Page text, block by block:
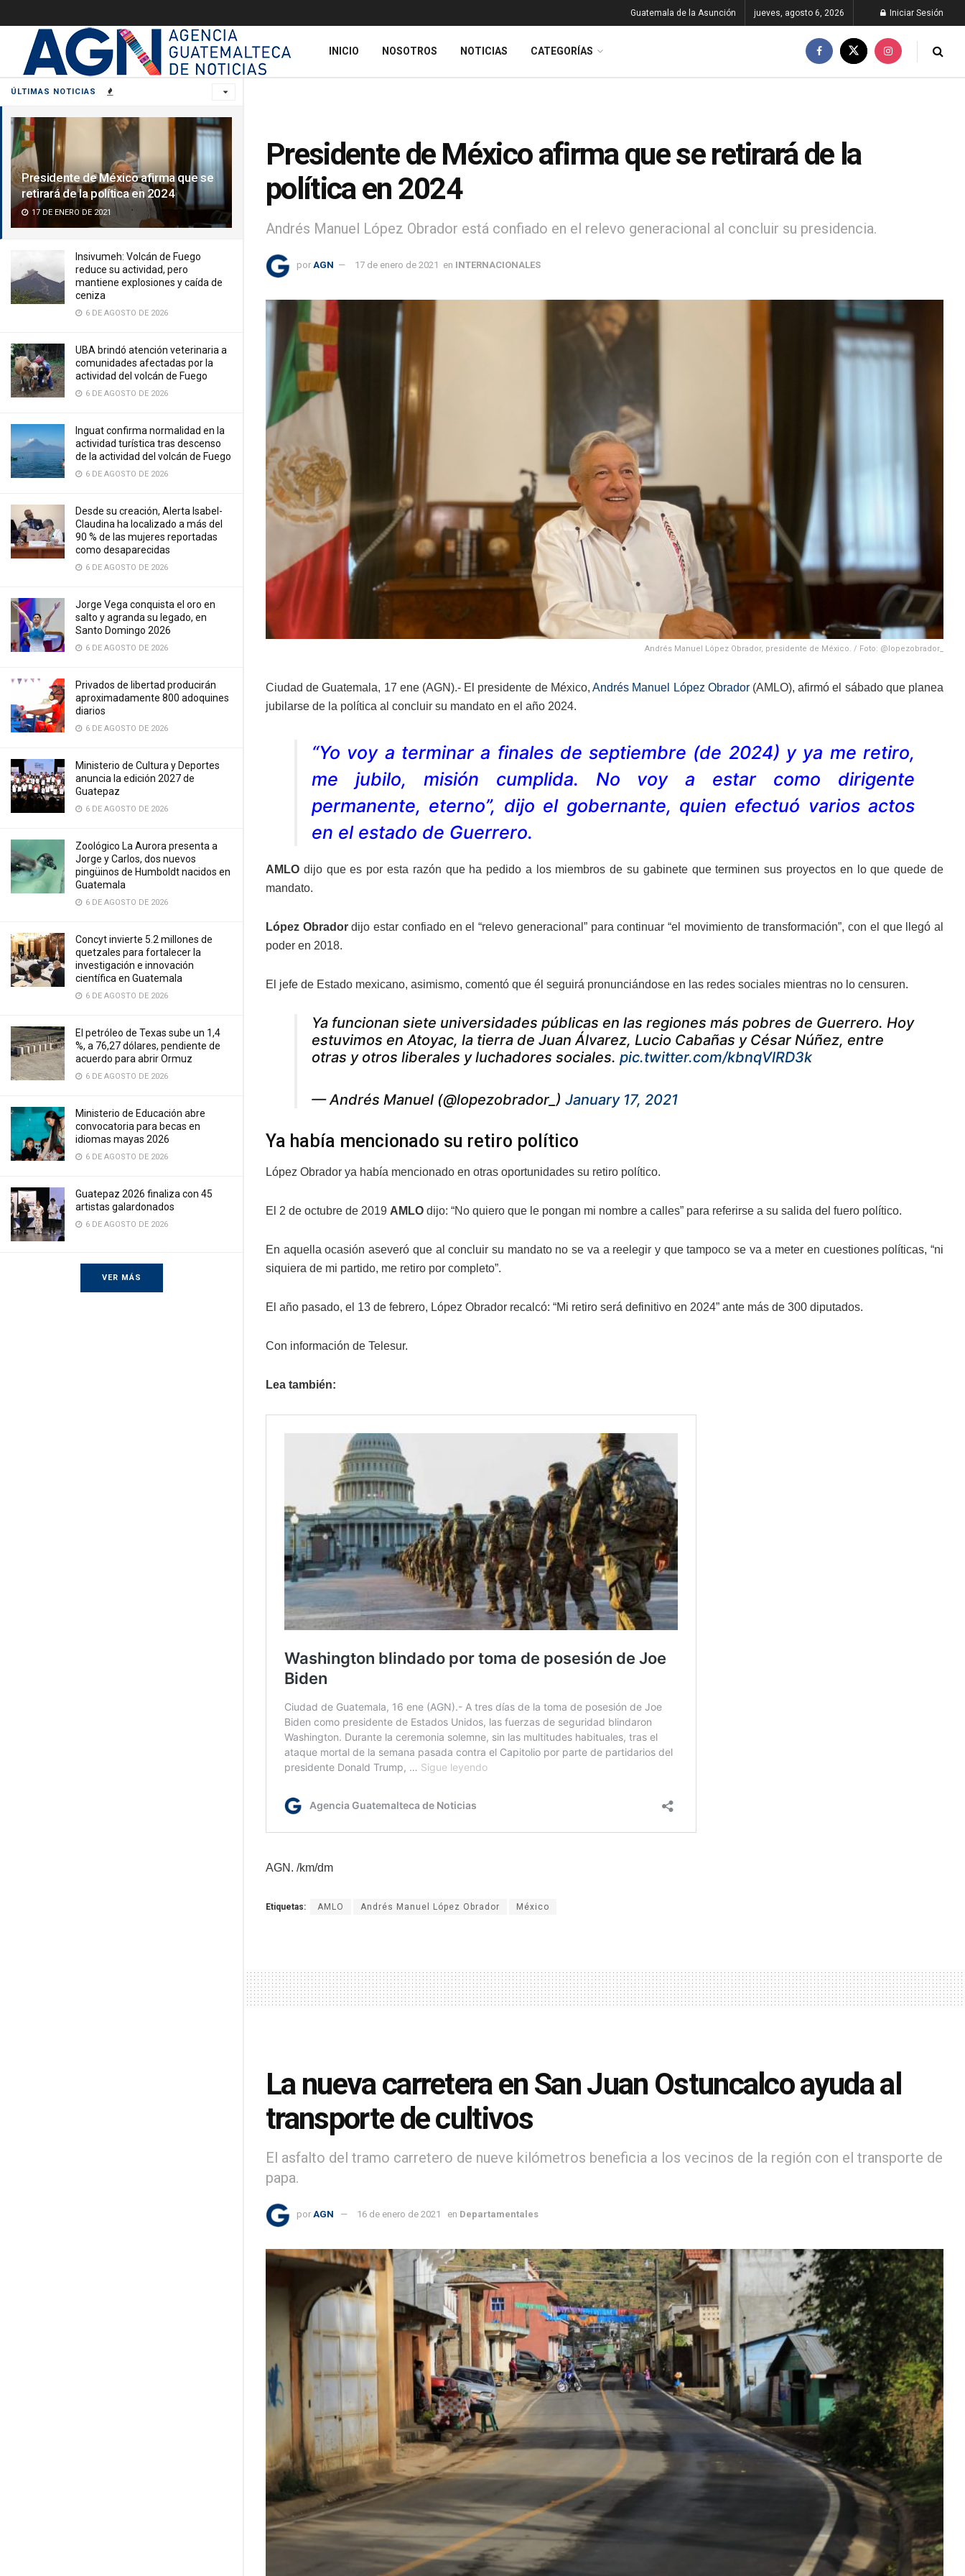
ÚLTIMAS NOTICIAS
Presidente de México afirma que se
retirará de la política en 2024
17 DE ENERO DE 2021
Insivumeh: Volcán de Fuego
reduce su actividad, pero
mantiene explosiones y caída de
ceniza
6 DE AGOSTO DE 2026
UBA brindó atención veterinaria a
comunidades afectadas por la
actividad del volcán de Fuego
6 DE AGOSTO DE 2026
Inguat confirma normalidad en la
actividad turística tras descenso
de la actividad del volcán de Fuego
6 DE AGOSTO DE 2026
Desde su creación, Alerta Isabel-
Claudina ha localizado a más del
90 % de las mujeres reportadas
como desaparecidas
6 DE AGOSTO DE 2026
Jorge Vega conquista el oro en
salto y agranda su legado, en
Santo Domingo 2026
6 DE AGOSTO DE 2026
Privados de libertad producirán
aproximadamente 800 adoquines
diarios
6 DE AGOSTO DE 2026
Ministerio de Cultura y Deportes
anuncia la edición 2027 de
Guatepaz
6 DE AGOSTO DE 2026
Zoológico La Aurora presenta a
Jorge y Carlos, dos nuevos
pingüinos de Humboldt nacidos en
Guatemala
6 DE AGOSTO DE 2026
Concyt invierte 5.2 millones de
quetzales para fortalecer la
investigación e innovación
científica en Guatemala
6 DE AGOSTO DE 2026
El petróleo de Texas sube un 1,4
%, a 76,27 dólares, pendiente de
acuerdo para abrir Ormuz
6 DE AGOSTO DE 2026
Ministerio de Educación abre
convocatoria para becas en
idiomas mayas 2026
6 DE AGOSTO DE 2026
Guatepaz 2026 finaliza con 45
artistas galardonados
6 DE AGOSTO DE 2026
VER MÁS
Guatemala de la Asunción jueves, agosto 6, 2026 Iniciar Sesión
INICIO NOSOTROS NOTICIAS CATEGORÍAS
Presidente de México afirma que se retirará de la
política en 2024
Andrés Manuel López Obrador está confiado en el relevo generacional al concluir su presidencia.
por AGN 17 de enero de 2021 en INTERNACIONALES
Andrés Manuel López Obrador, presidente de México. / Foto: @lopezobrador_
Ciudad de Guatemala, 17 ene (AGN).- El presidente de México,Andrés Manuel López Obrador(AMLO), afirmó el sábado que planea
jubilarse de la política al concluir su mandato en el año 2024.
“Yo voy a terminar a finales de septiembre (de 2024) y ya me retiro,
me jubilo, misión cumplida. No voy a estar como dirigente
permanente, eterno”, dijo el gobernante, quien efectuó varios actos
en el estado de Guerrero.
AMLO dijo que es por esta razón que ha pedido a los miembros de su gabinete que terminen sus proyectos en lo que quede de
mandato.
López Obradordijo estar confiado en el “relevo generacional” para continuar “el movimiento de transformación”, con el que llegó al
poder en 2018.
El jefe de Estado mexicano, asimismo, comentó que él seguirá pronunciándose en las redes sociales mientras no lo censuren.
Ya funcionan siete universidades públicas en las regiones más pobres de Guerrero. Hoy
estuvimos en Atoyac, la tierra de Juan Álvarez, Lucio Cabañas y César Núñez, entre
otras y otros liberales y luchadores sociales. pic.twitter.com/kbnqVlRD3k
— Andrés Manuel (@lopezobrador_) January 17, 2021
Ya había mencionado su retiro político
López Obrador ya había mencionado en otras oportunidades su retiro político.
El 2 de octubre de 2019 AMLO dijo: “No quiero que le pongan mi nombre a calles” para referirse a su salida del fuero político.
En aquella ocasión aseveró que al concluir su mandato no se va a reelegir y que tampoco se va a meter en cuestiones políticas, “ni
siquiera de mi partido, me retiro por completo”.
El año pasado, el 13 de febrero, López Obrador recalcó: “Mi retiro será definitivo en 2024” ante más de 300 diputados.
Con información de Telesur.
Lea también:
AGN. /km/dm
Etiquetas: AMLO Andrés Manuel López Obrador México
La nueva carretera en San Juan Ostuncalco ayuda al
transporte de cultivos
El asfalto del tramo carretero de nueve kilómetros beneficia a los vecinos de la región con el transporte de
papa.
por AGN 16 de enero de 2021 en Departamentales